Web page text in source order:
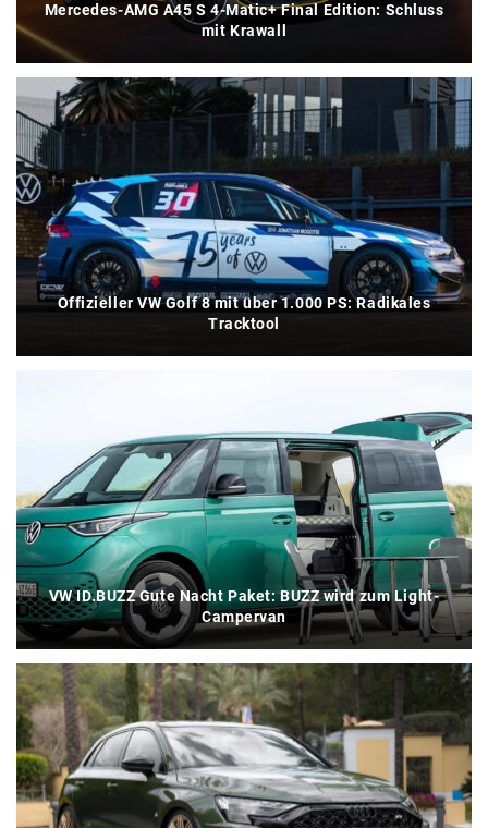
Mercedes-AMG A45 S 4-Matic+ Final Edition: Schluss
mit Krawall
Offizieller VW Golf 8 mit über 1.000 PS: Radikales
Tracktool
VW ID.BUZZ Gute Nacht Paket: BUZZ wird zum Light-
Campervan